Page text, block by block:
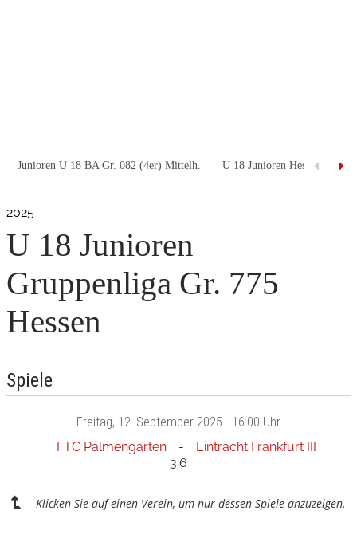
Junioren U 18 BA Gr. 082 (4er) Mittelh. U 18 Junioren Hessenliga Gr.
2025
U 18 Junioren
Gruppenliga Gr. 775
Hessen
Spiele
Freitag, 12. September 2025 - 16:00 Uhr
FTC Palmengarten
Eintracht Frankfurt III
3:6
Klicken Sie auf einen Verein, um nur dessen Spiele anzuzeigen.